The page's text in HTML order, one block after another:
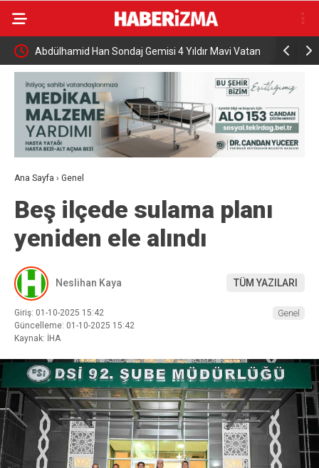
Sondaj Gemisi 4 Yıldır Mavi Vatan AK Parti İstanbul’dan “AK
Ana Sayfa › Genel
Beş ilçede sulama planı
yeniden ele alındı
Neslihan Kaya TÜM YAZILARI
Giriş: 01-10-2025 15:42
Güncelleme: 01-10-2025 15:42
Kaynak: İHA
Genel